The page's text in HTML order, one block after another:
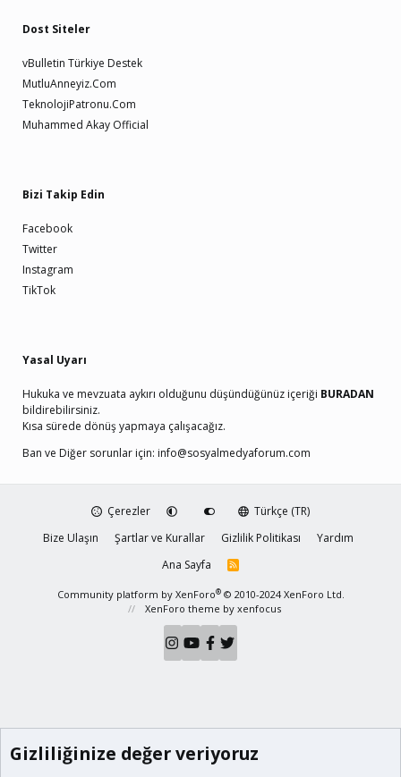
Dost Siteler
vBulletin Türkiye Destek
MutluAnneyiz.Com
TeknolojiPatronu.Com
Muhammed Akay Official
Bizi Takip Edin
Facebook
Twitter
Instagram
TikTok
Yasal Uyarı
Hukuka ve mevzuata aykırı olduğunu düşündüğünüz içeriği BURADAN
bildirebilirsiniz.
Kısa sürede dönüş yapmaya çalışacağız.
Ban ve Diğer sorunlar için: info@sosyalmedyaforum.com
Çerezler
Türkçe (TR)
Bize Ulaşın
Şartlar ve Kurallar Gizlilik Politikası
Yardım
Ana Sayfa
R
S
Community platform by XenForo® © 2010-2024 XenForo Ltd.
XenForo theme by xenfocus
Gizliliğinize değer veriyoruz